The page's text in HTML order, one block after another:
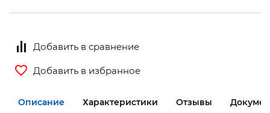
Добавить в сравнение
Добавить в избранное
Описание Характеристики Отзывы